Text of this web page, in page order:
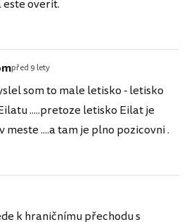
overit.
před 9 lety
som to male letisko - letisko
.....pretoze letisko Eilat je
meste ....a tam je plno pozicovni .
k hraničnímu přechodu s